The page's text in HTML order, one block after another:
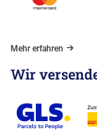
Mehr erfahren
Wir